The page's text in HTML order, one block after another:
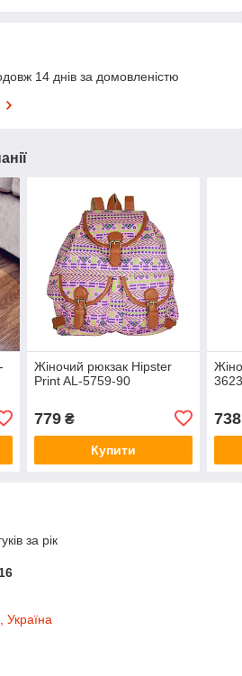
14 днів за домовленістю
Жіночий рюкзак Hipster
Print AL-5759-90
779₴
Купити
738
за рік
Україна